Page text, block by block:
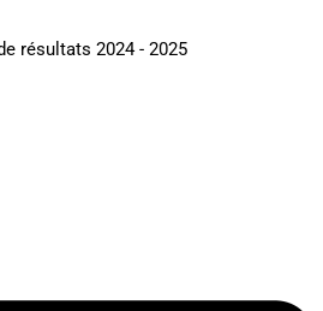
résultats 2024 - 2025